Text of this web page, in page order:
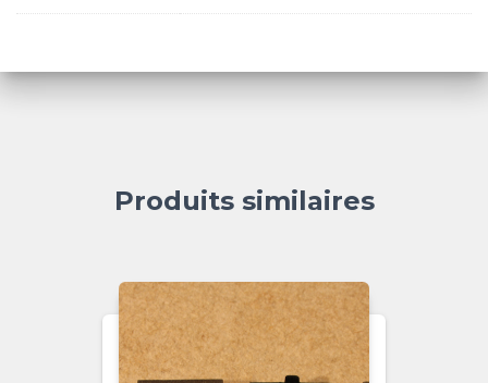
Produits similaires